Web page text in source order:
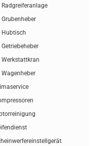
Radgreiferanlage
Grubenheber
Hubtisch
Getriebeheber
Werkstattkran
Wagenheber